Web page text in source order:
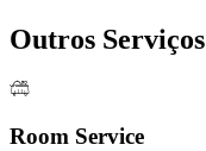
Outros Serviços
Room Service